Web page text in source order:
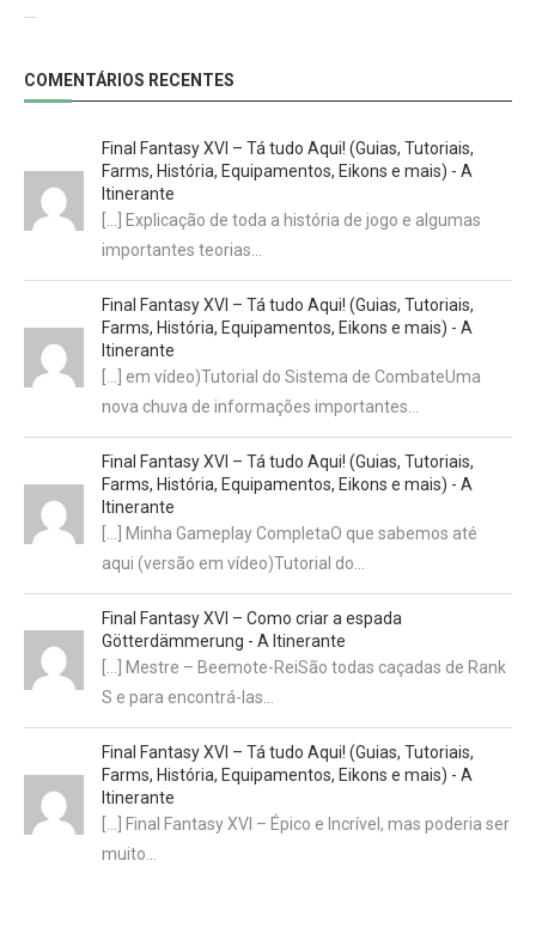
COMENTÁRIOS RECENTES
Final Fantasy XVI – Tá tudo Aqui! (Guias, Tutoriais,
Farms, História, Equipamentos, Eikons e mais) - A
Itinerante
[…] Explicação de toda a história de jogo e algumas
importantes teorias…
Final Fantasy XVI – Tá tudo Aqui! (Guias, Tutoriais,
Farms, História, Equipamentos, Eikons e mais) - A
Itinerante
[…] em vídeo)Tutorial do Sistema de CombateUma
nova chuva de informações importantes…
Final Fantasy XVI – Tá tudo Aqui! (Guias, Tutoriais,
Farms, História, Equipamentos, Eikons e mais) - A
Itinerante
[…] Minha Gameplay CompletaO que sabemos até
aqui (versão em vídeo)Tutorial do…
Final Fantasy XVI – Como criar a espada
Götterdämmerung - A Itinerante
[…] Mestre – Beemote-ReiSão todas caçadas de Rank
S e para encontrá-las…
Final Fantasy XVI – Tá tudo Aqui! (Guias, Tutoriais,
Farms, História, Equipamentos, Eikons e mais) - A
Itinerante
[…] Final Fantasy XVI – Épico e Incrível, mas poderia ser
muito…